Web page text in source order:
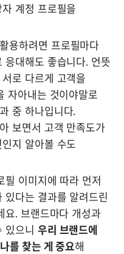
계정 프로필을
용하려면 프로필마다
응대해도 좋습니다. 언뜻
로 다르게 고객을
자아내는 것이야말로
중 하나입니다.
보면서 고객 만족도가
지 알아볼 수도
필 이미지에 따라 먼저
있다는 결과를 알려드린
요. 브랜드마다 개성과
있으니 우리 브랜드에
를 찾는 게 중요해